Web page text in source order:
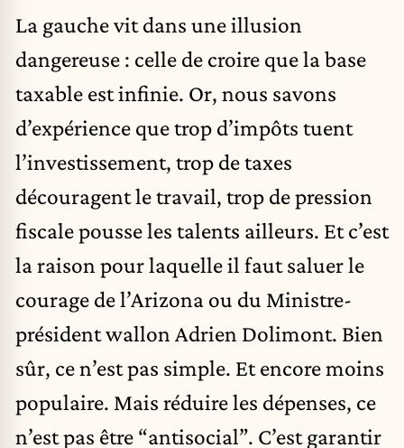
La gauche vit dans une illusion
dangereuse : celle de croire que la base
taxable est infinie. Or, nous savons
d’expérience que trop d’impôts tuent
l’investissement, trop de taxes
découragent le travail, trop de pression
fiscale pousse les talents ailleurs. Et c’est
la raison pour laquelle il faut saluer le
courage de l’Arizona ou du Ministre-
président wallon Adrien Dolimont. Bien
sûr, ce n’est pas simple. Et encore moins
populaire. Mais réduire les dépenses, ce
n’est pas être “antisocial”. C’est garantir